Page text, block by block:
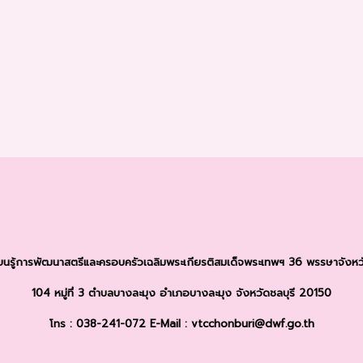
นรู้การพัฒนาสตรีและครอบครัวเฉลิมพระเกียรติสมเด็จพระเทพฯ 36 พรรษาจังห
104 หมู่ที่ 3 ตำบลบางละมุง อำเภอบางละมุง จังหวัดชลบุรี 20150
โทร : 038-241-072 E-Mail : vtcchonburi@dwf.go.th